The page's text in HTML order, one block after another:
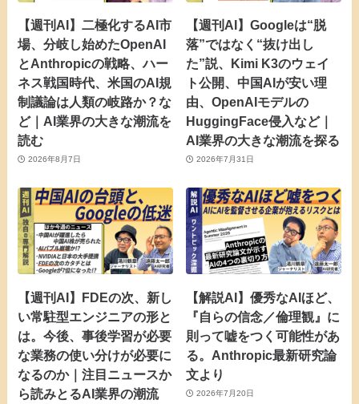
【週刊AI】二極化するAI市
場、分岐し始めたOpenAI
とAnthropicの戦略、ハー
ネス戦国時代、米国のAI規
制議論は人類の岐路か？な
ど｜AI業界の大きな潮流を
読む
2026年8月7日
【週刊AI】Googleは“脱
落”ではなく“抜け出し
た”説、Kimi K3のウェイ
ト公開、中国AIが安い理
由、OpenAIモデルの
HuggingFace侵入など｜
AI業界の大きな潮流を探る
2026年7月31日
【週刊AI】FDEの次、新し
い常駐型エンジニアの形と
は。今後、事後学習が必要
な業務の使い分けが必要に
なるのか｜注目ニュースか
ら読みとるAI業界の潮流
【解説AI】優秀なAIほど、
『自らの信念／倫理観』に
則って嘘をつく可能性があ
る。Anthropic最新研究論
文より
2026年7月20日